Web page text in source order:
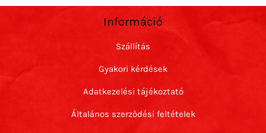
Információ
Szállítás
Gyakori kérdések
Adatkezelési tájékoztató
Általános szerződési feltételek